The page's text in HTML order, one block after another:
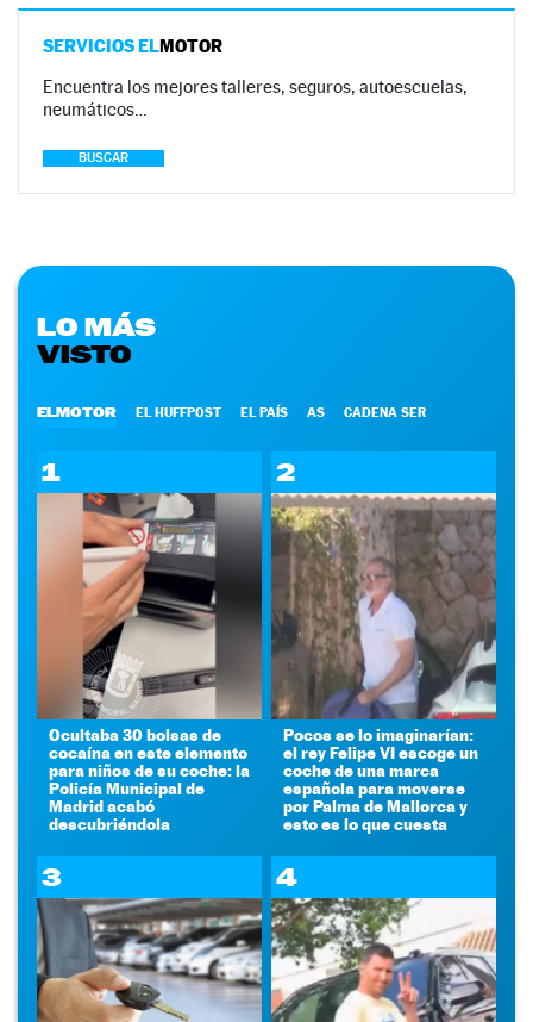
SERVICIOS ELMOTOR
Encuentra los mejores talleres, seguros, autoescuelas,
neumáticos…
BUSCAR
LO MÁS
VISTO
ELMOTOR EL HUFFPOST EL PAÍS AS CADENA SER
1
Ocultaba 30 bolsas de
cocaína en este elemento
para niños de su coche: la
Policía Municipal de
Madrid acabó
descubriéndola
2
Pocos se lo imaginarían:
el rey Felipe VI escoge un
coche de una marca
española para moverse
por Palma de Mallorca y
esto es lo que cuesta
3 4